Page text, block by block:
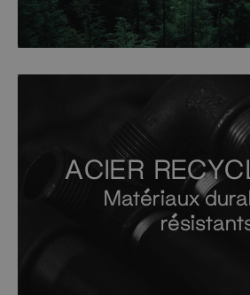
ACIER
Matériaux